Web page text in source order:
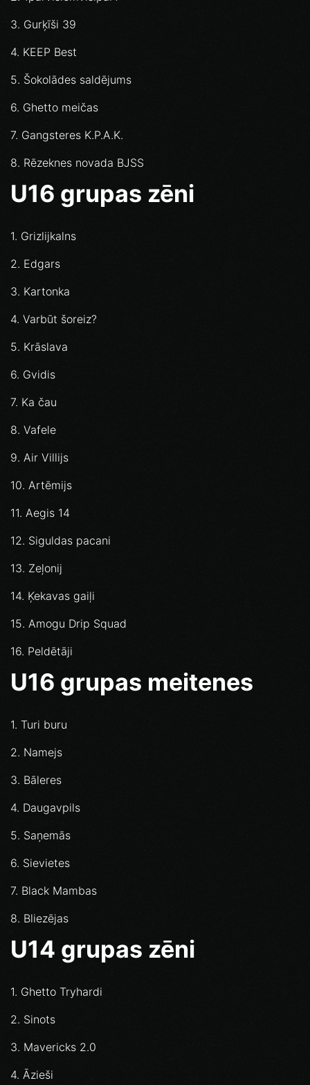
3. Gurķīši 39
4. KEEP Best
5. Šokolādes saldējums
6. Ghetto meičas
7. Gangsteres K.P.A.K.
8. Rēzeknes novada BJSS
U16 grupas zēni
1. Grizlijkalns
2. Edgars
3. Kartonka
4. Varbūt šoreiz?
5. Krāslava
6. Gvidis
7. Ka čau
8. Vafele
9. Air Villijs
10. Artēmijs
11. Aegis 14
12. Siguldas pacani
13. Zeļonij
14. Ķekavas gaiļi
15. Amogu Drip Squad
16. Peldētāji
U16 grupas meitenes
1. Turi buru
2. Namejs
3. Bāleres
4. Daugavpils
5. Saņemās
6. Sievietes
7. Black Mambas
8. Bliezējas
U14 grupas zēni
1. Ghetto Tryhardi
2. Sinots
3. Mavericks 2.0
4. Āzieši